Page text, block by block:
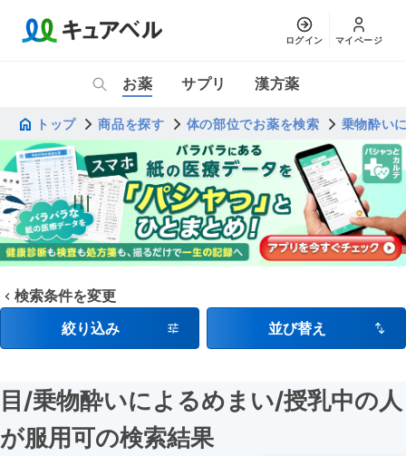
ログイン マイページ
お薬 サプリ 漢方薬
トップ 商品を探す 体の部位でお薬を検索 乗物酔い
検索条件を変更
絞り込み
並び替え
目 /乗物酔いによるめまい/授乳中の人
が服用可の検索結果